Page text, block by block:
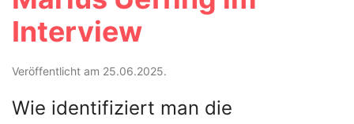
Interview
Veröffentlicht am 25.06.2025.
Wie identifiziert man die